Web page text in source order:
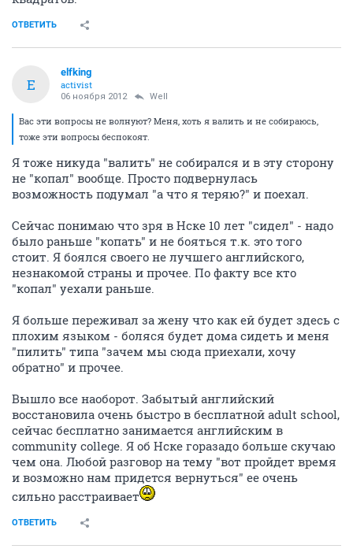
ОТВЕТИТЬ
E
elfking
activist
06 ноября 2012 Well
Вас эти вопросы не волнуют? Меня, хоть я валить и не собираюсь,
тоже эти вопросы беспокоят.
Я тоже никуда "валить" не собирался и в эту сторону
не "копал" вообще. Просто подвернулась
возможность подумал "а что я теряю?" и поехал.
Сейчас понимаю что зря в Нске 10 лет "сидел" - надо
было раньше "копать" и не бояться т.к. это того
стоит. Я боялся своего не лучшего английского,
незнакомой страны и прочее. По факту все кто
"копал" yeхали раньше.
Я больше переживал за жену что как ей будет здесь с
плохим языком - боляся будет дома сидеть и меня
"пилить" типа "зачем мы сюда приехали, хочу
обратно" и прочее.
Вышло все наоборот. Забытый английский
восстановила очень быстро в бесплатной adult school,
сейчас бесплатно занимается английским в
community college. Я об Нске горазадо больше скучаю
чем она. Любой разговор на тему "вот пройдет время
и возможно нам придется вернуться" ее очень
сильно расстраивает
ОТВЕТИТЬ